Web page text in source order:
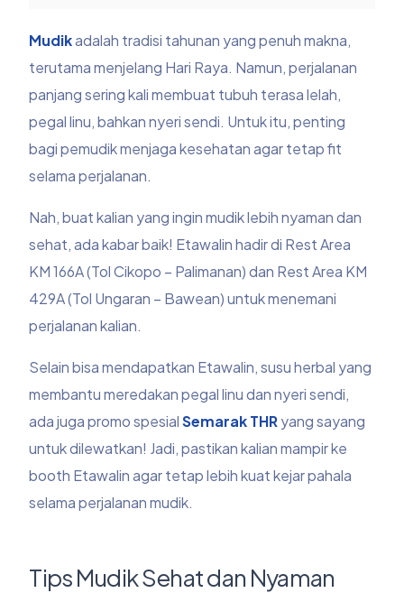
Mudikadalah tradisi tahunan yang penuh makna,
terutama menjelang Hari Raya. Namun, perjalanan
panjang sering kali membuat tubuh terasa lelah,
pegal linu, bahkan nyeri sendi. Untuk itu, penting
bagi pemudik menjaga kesehatan agar tetap fit
selama perjalanan.
Nah, buat kalian yang ingin mudik lebih nyaman dan
sehat, ada kabar baik! Etawalin hadir di Rest Area
KM 166A (Tol Cikopo – Palimanan) dan Rest Area KM
429A (Tol Ungaran – Bawean) untuk menemani
perjalanan kalian.
Selain bisa mendapatkan Etawalin, susu herbal yang
membantu meredakan pegal linu dan nyeri sendi,
ada juga promo spesialSemarak THRyang sayang
untuk dilewatkan! Jadi, pastikan kalian mampir ke
booth Etawalin agar tetap lebih kuat kejar pahala
selama perjalanan mudik.
Tips Mudik Sehat dan Nyaman